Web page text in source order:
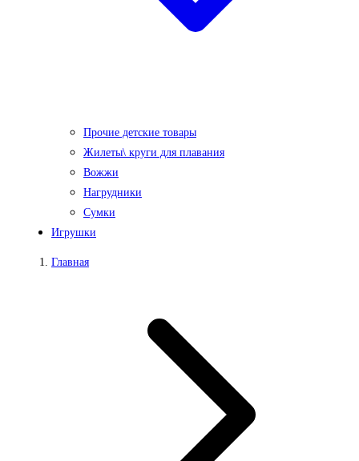
Прочие детские товары
Жилеты\ круги для плавания
Вожжи
Нагрудники
Сумки
Игрушки
Главная